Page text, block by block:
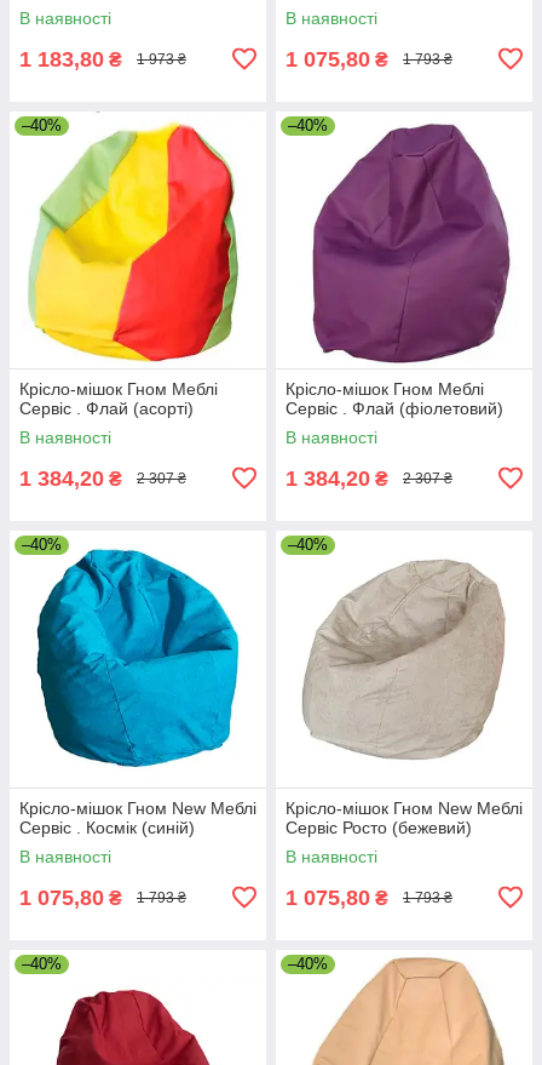
В наявності
1 183,80 ₴ 1 973 ₴
В наявності
1 075,80 ₴ 1 793 ₴
–40%
Крісло-мішок Гном Меблі
Сервіс . Флай (асорті)
В наявності
1 384,20 ₴ 2 307 ₴
–40%
Крісло-мішок Гном Меблі
Сервіс . Флай (фіолетовий)
В наявності
1 384,20 ₴ 2 307 ₴
–40%
Крісло-мішок Гном New Меблі
Сервіс . Космік (синій)
В наявності
1 075,80 ₴ 1 793 ₴
–40%
Крісло-мішок Гном New Меблі
Сервіс Росто (бежевий)
В наявності
1 075,80 ₴ 1 793 ₴
–40% –40%